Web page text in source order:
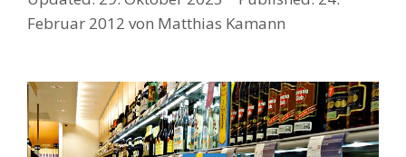
Februar 2012 von Matthias Kamann